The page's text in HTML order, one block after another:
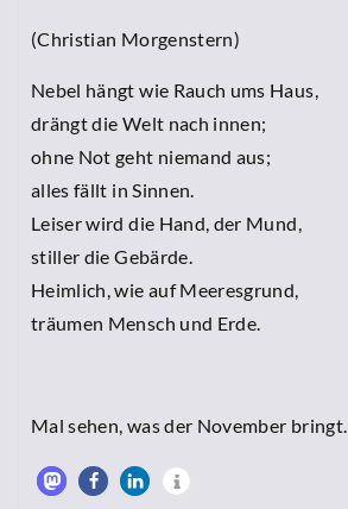
(Christian Morgenstern)
Nebel hängt wie Rauch ums Haus,
drängt die Welt nach innen;
ohne Not geht niemand aus;
alles fällt in Sinnen.
Leiser wird die Hand, der Mund,
stiller die Gebärde.
Heimlich, wie auf Meeresgrund,
träumen Mensch und Erde.
Mal sehen, was der November bringt.